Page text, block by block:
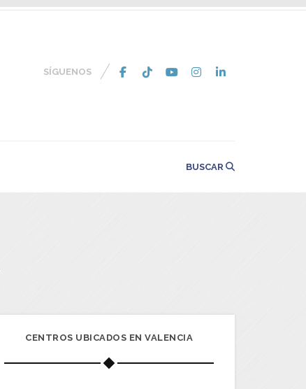
SÍGUENOS
BUSCAR
CENTROS UBICADOS EN VALENCIA